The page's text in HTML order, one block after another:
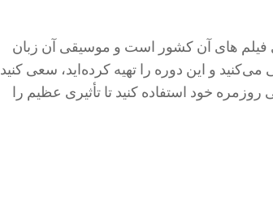
فیلم های آن کشور است و موسیقی آن زبان
می‌کنید و این دوره را تهیه کرده‌اید، سعی کنید
خود استفاده کنید تا تأثیری عظیم را